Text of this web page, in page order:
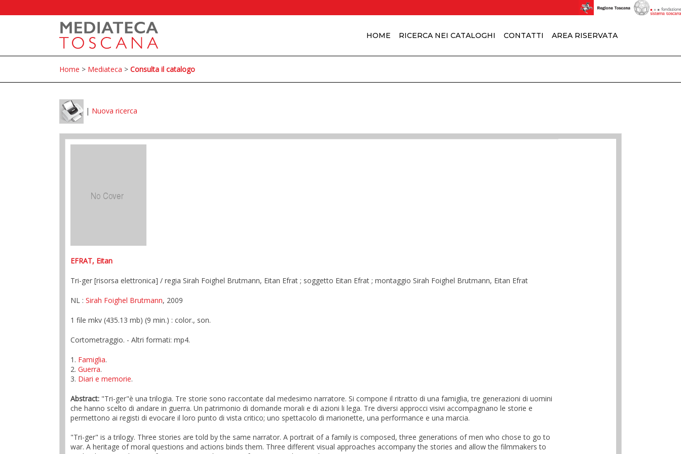
HOME RICERCA NEI CATALOGHI CONTATTI AREA RISERVATA
Home > Mediateca > Consulta il catalogo
| Nuova ricerca
EFRAT, Eitan
Tri-ger [risorsa elettronica] / regia Sirah Foighel Brutmann, Eitan Efrat ; soggetto Eitan Efrat ; montaggio Sirah Foighel Brutmann, Eitan Efrat
NL : Sirah Foighel Brutmann, 2009
1 file mkv (435.13 mb) (9 min.) : color., son.
Cortometraggio. - Altri formati: mp4.
1. Famiglia.
2. Guerra.
3. Diari e memorie.
Abstract: "Tri-ger"è una trilogia. Tre storie sono raccontate dal medesimo narratore. Si compone il ritratto di una famiglia, tre generazioni di uomini
che hanno scelto di andare in guerra. Un patrimonio di domande morali e di azioni li lega. Tre diversi approcci visivi accompagnano le storie e
permettono ai registi di evocare il loro punto di vista critico; uno spettacolo di marionette, una performance e una marcia.
"Tri-ger" is a trilogy. Three stories are told by the same narrator. A portrait of a family is composed, three generations of men who chose to go to
war. A heritage of moral questions and actions binds them. Three different visual approaches accompany the stories and allow the filmmakers to